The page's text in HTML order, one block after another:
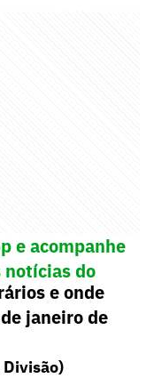
e acompanhe
do
e onde
janeiro de
Divisão)